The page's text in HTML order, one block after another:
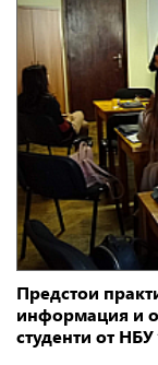
Предстои
информация и
студенти от НБУ